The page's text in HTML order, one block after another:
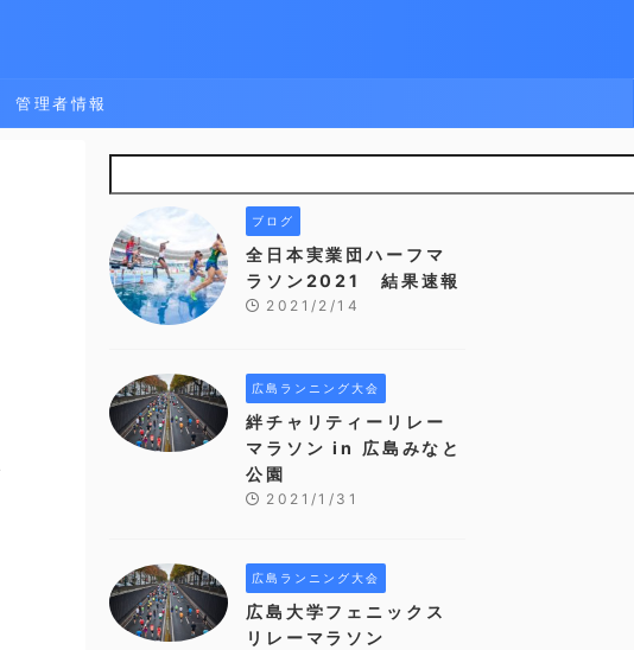
管理者情報
ブログ
全日本実業団ハーフマ
ラソン2021 結果速報
2021/2/14
広島ランニング大会
絆チャリティーリレー
マラソン in 広島みなと
公園
2021/1/31
広島ランニング大会
広島大学フェニックス
リレーマラソン